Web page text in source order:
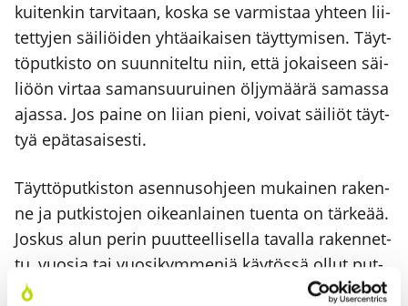
kui­ten­kin tar­vi­taan, kos­ka se var­mis­taa yhteen lii­
tet­ty­jen säi­liöi­den yhtä­ai­kai­sen täyt­ty­mi­sen. Täyt­
tö­put­kis­to on suun­ni­tel­tu niin, että jokai­seen säi­
li­öön vir­taa saman­suu­rui­nen öljy­mää­rä samas­sa
ajas­sa. Jos pai­ne on lii­an pie­ni, voi­vat säi­liöt täyt­
tyä epä­ta­sai­ses­ti.
Täyt­tö­put­kis­ton asen­nus­oh­jeen mukai­nen raken­
ne ja put­kis­to­jen oikean­lai­nen tuen­ta on tär­ke­ää.
Jos­kus alun perin puut­teel­li­sel­la taval­la raken­net­
tu, vuo­sia tai vuo­si­kym­me­niä käy­tös­sä ollut put­
kis­to vuo­taa täyt­tö tilan­tees­sa. Asian­mu­kai­ses­sa